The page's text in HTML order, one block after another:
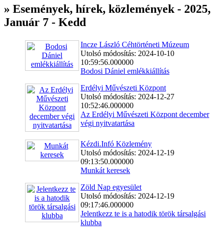
» Események, hírek, közlemények - 2025,
Január 7 - Kedd
Incze László Céhtörténeti Múzeum
Utolsó módosítás: 2024-10-10
10:59:56.000000
Bodosi Dániel emlékkiállítás
Erdélyi Művészeti Központ
Utolsó módosítás: 2024-12-27
10:52:46.000000
Az Erdélyi Művészeti Központ december
végi nyitvatartása
Kézdi.Infó Közlemény
Utolsó módosítás: 2024-12-19
09:13:50.000000
Munkát keresek
Zöld Nap egyesület
Utolsó módosítás: 2024-12-19
09:17:46.000000
Jelentkezz te is a hatodik török társalgási
klubba